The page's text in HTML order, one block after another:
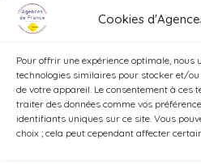
Cookies
Pour offrir une expérience optimale, nous
technologies similaires pour stocker et/
de votre appareil. Le consentement à ces
traiter des données comme vos
identifiants uniques sur ce site. Vous
choix ; cela peut cependant affecter
VILLE
TYPE DE BIEN
DÉCOUVRIR